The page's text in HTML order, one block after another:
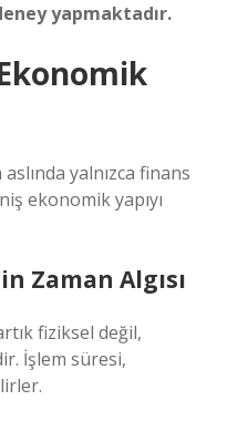
yapmaktadır.
yalnızca finans
ekonomik yapıyı
Zaman Algısı
fiziksel değil,
İşlem süresi,